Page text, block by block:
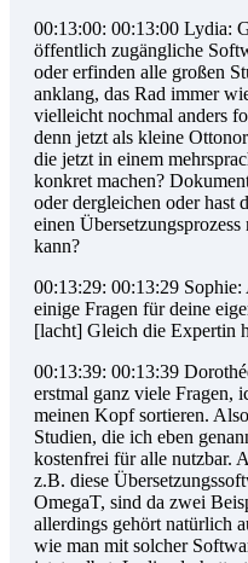
00:13:00: 00:13:00 Lydia:
öffentlich zugängliche
oder erfinden alle großen
anklang, das Rad immer
vielleicht nochmal anders
denn jetzt als kleine
die jetzt in einem
konkret machen?
oder dergleichen oder hast
einen
kann?
00:13:29: 00:13:29
einige Fragen für deine
[lacht] Gleich die Expertin
00:13:39: 00:13:39
erstmal ganz viele Fragen,
meinen Kopf sortieren.
Studien, die ich eben
kostenfrei für alle nutzbar.
z.B. diese
OmegaT, sind da zwei
allerdings gehört natürlich
wie man mit solcher